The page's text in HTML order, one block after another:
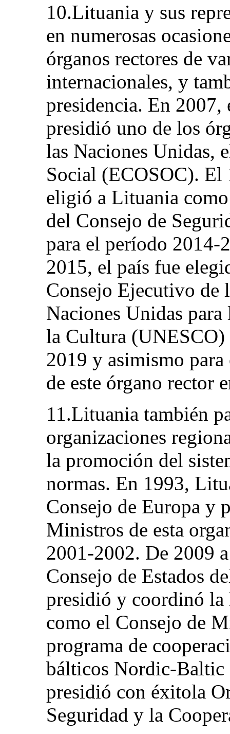
10.Lituania y sus
en numerosas
órganos rectores de
internacionales, y
presidencia. En 2007,
presidió uno de los
las Naciones Unidas,
Social (ECOSOC). El
eligió a Lituania
del Consejo de
para el período 2014-
2015, el país fue
Consejo Ejecutivo de
Naciones Unidas
la Cultura
2019 y asimismo
de este órgano rector
11.Lituania también
organizaciones
la promoción del
normas. En 1993,
Consejo de Europa y
Ministros de esta
2001-2002. De 2009
Consejo de Estados
presidió y coordinó la
como el Consejo de
programa de
bálticos Nordic-
presidió con éxitola
Seguridad y la